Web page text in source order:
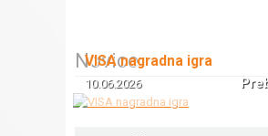
Novice
VISA nagradna igra
10.06.2026